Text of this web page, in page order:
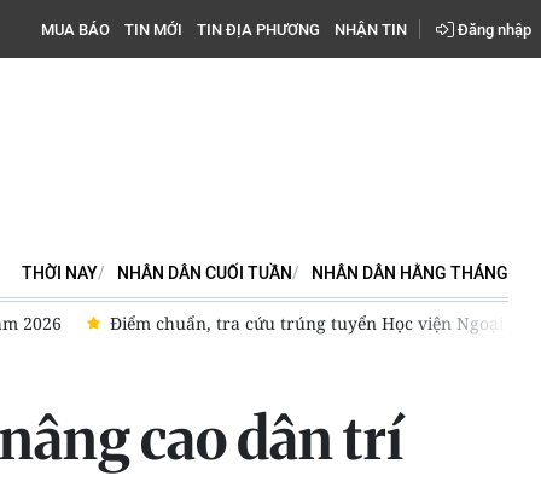
MUA BÁO TIN MỚI TIN ĐỊA PHƯƠNG NHẬN TIN Đăng nhập
THỜI NAY NHÂN DÂN CUỐI TUẦN NHÂN DÂN HẰNG THÁNG
viện Ngoại giao năm 2026 Điểm chuẩn Học viện Quân y
cao dân trí